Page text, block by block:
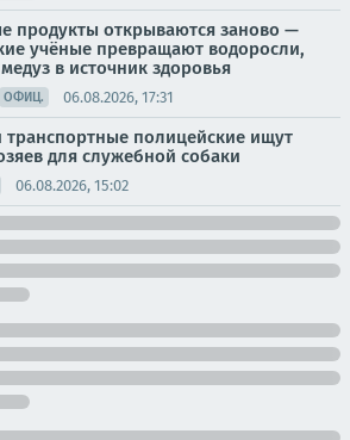
продукты открываются заново —
учёные превращают водоросли,
в источник здоровья
ОФИЦ. 06.08.2026, 17:31
транспортные полицейские ищут
для служебной собаки
06.08.2026, 15:02